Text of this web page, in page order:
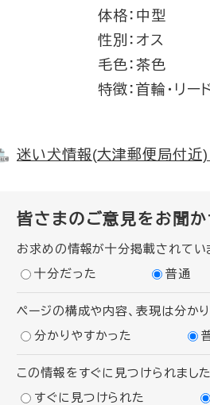
体格：中型
性別：オス
毛色：茶色
特徴：首輪・リード
迷い犬情報(大津郵便局付近
皆さまのご意見をお聞か
お求めの情報が十分掲載されてい
十分だった
普通
ページの構成や内容、表現は分か
分かりやすかった
この情報をすぐに見つけられまし
すぐに見つけられた